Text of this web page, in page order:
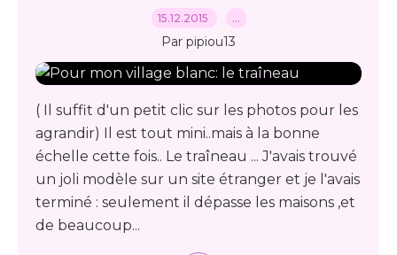
15.12.2015 …
Par pipiou13
( Il suffit d'un petit clic sur les photos pour les
agrandir) Il est tout mini..mais à la bonne
échelle cette fois.. Le traîneau ... J'avais trouvé
un joli modèle sur un site étranger et je l'avais
terminé : seulement il dépasse les maisons ,et
de beaucoup...